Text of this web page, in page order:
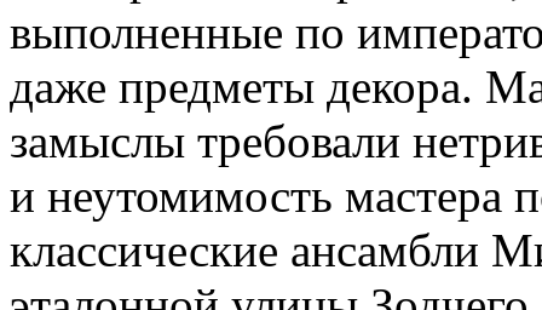
выполненные по
даже предметы декора.
замыслы требовали
и неутомимость мастера
классические ансамбли